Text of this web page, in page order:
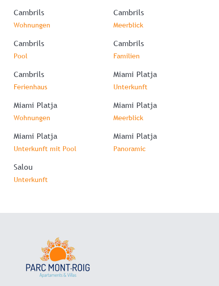
Cambrils
Wohnungen
Cambrils
Meerblick
Cambrils
Pool
Cambrils
Familien
Cambrils
Ferienhaus
Miami Platja
Unterkunft
Miami Platja
Wohnungen
Miami Platja
Meerblick
Miami Platja
Unterkunft mit Pool
Miami Platja
Panoramic
Salou
Unterkunft